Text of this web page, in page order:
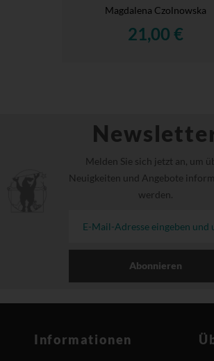
Magdalena Czolnowska
21,00 €
Melden Sie sich jetzt an, um
Neuigkeiten und Angebote
werden.
Abonnieren
Informationen